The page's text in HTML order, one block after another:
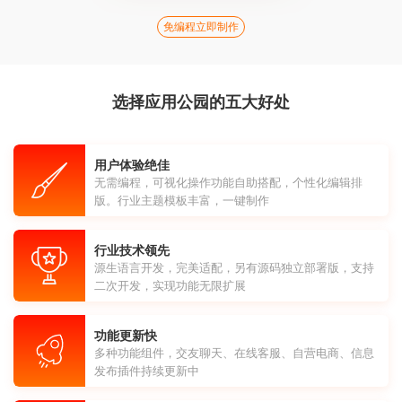
免编程立即制作
选择应用公园的五大好处
用户体验绝佳
无需编程，可视化操作功能自助搭配，个性化编辑排
版。行业主题模板丰富，一键制作
行业技术领先
源生语言开发，完美适配，另有源码独立部署版，支持
二次开发，实现功能无限扩展
功能更新快
多种功能组件，交友聊天、在线客服、自营电商、信息
发布插件持续更新中